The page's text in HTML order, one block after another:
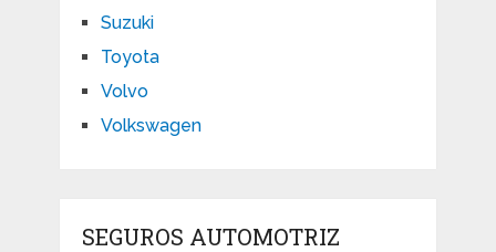
Suzuki
Toyota
Volvo
Volkswagen
SEGUROS AUTOMOTRIZ